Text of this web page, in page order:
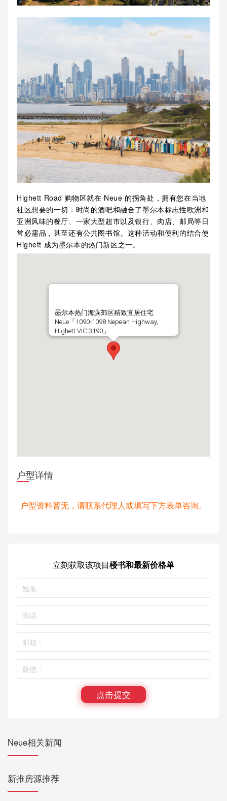
Highett Road 购物区就在 Neue 的拐角处，拥有您在当地
社区想要的一切：时尚的酒吧和融合了墨尔本标志性欧洲和
亚洲风味的餐厅、一家大型超市以及银行、肉店、邮局等日
常必需品，甚至还有公共图书馆。这种活动和便利的结合使
Highett 成为墨尔本的热门新区之一。
墨尔本热门海滨郊区精致宜居住宅
Neue「1090-1098 Nepean Highway,
Highett VIC 3190」
户型详情
户型资料暂无，请联系代理人或填写下方表单咨询。
立刻获取该项目楼书和最新价格单
点击提交
Neue相关新闻
新推房源推荐